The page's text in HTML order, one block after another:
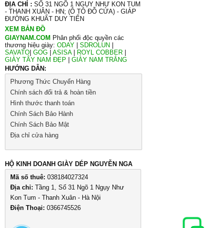
ĐỊA CHỈ : SỐ 31 NGÕ 1 NGỤY NHƯ KON TUM
- THANH XUÂN - HN; (Ô TÔ ĐỖ CỬA) - GIÁP
ĐƯỜNG KHUẤT DUY TIẾN
XEM BẢN ĐỒ
GIAYNAM.COM Phân phối độc quyền các
thương hiệu giày: ODAY SDROLUN
SAVATO GOG ASISA| ROYL COBBER
GIÀY TÂY NAM ĐẸP
GIÀY NAM TRẮNG
HƯỚNG DẪN:
Phương Thức Chuyển Hàng
Chính sách đổi trả & hoàn tiền
Hình thước thanh toán
Chính Sách Bảo Hành
Chính Sách Bảo Mật
Địa chỉ cửa hàng
HỘ KINH DOANH GIÀY DÉP NGUYỄN NGA
Mã số thuê: 038184027324
Địa chỉ: Tầng 1, Số 31 Ngõ 1 Ngụy Như
Kon Tum - Thanh Xuân - Hà Nội
Điện Thoại: 0366745526